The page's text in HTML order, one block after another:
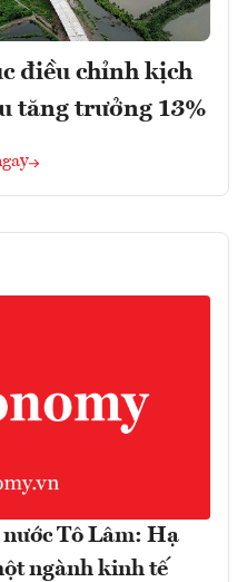
điều chỉnh kịch
tăng trưởng 13%
Tô Lâm: Hạ
ngành kinh tế